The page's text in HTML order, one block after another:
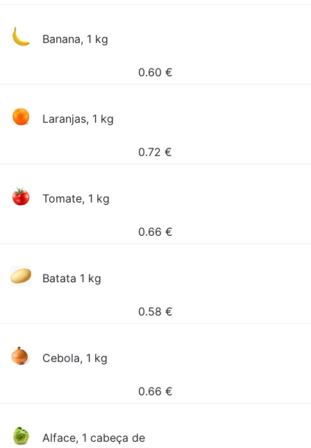
Banana, 1 kg
0.60 €
Laranjas, 1 kg
0.72 €
Tomate, 1 kg
0.66 €
Batata 1 kg
0.58 €
Cebola, 1 kg
0.66 €
Alface, 1 cabeça de